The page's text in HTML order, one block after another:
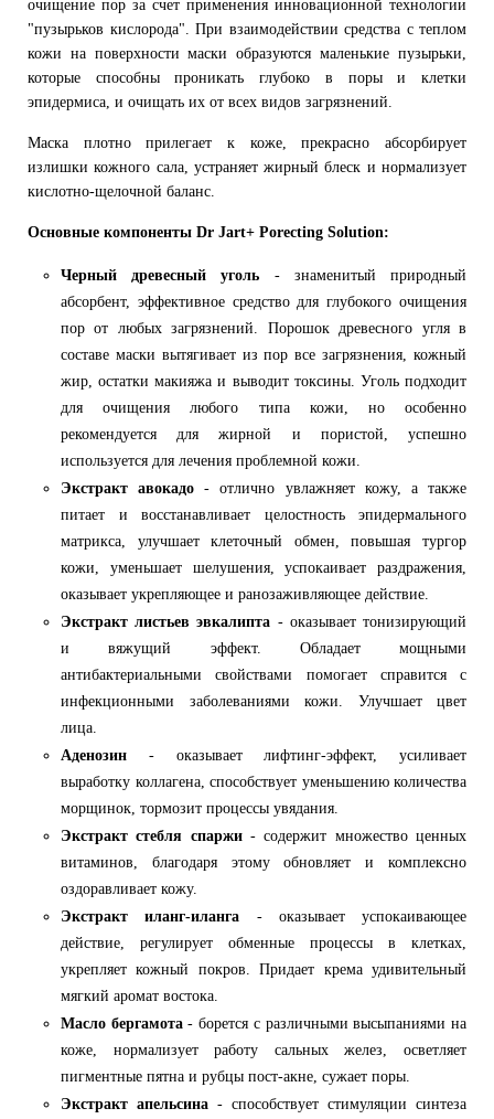
очищение пор за счет применения инновационной технологии
"пузырьков кислорода". При взаимодействии средства с теплом
кожи на поверхности маски образуются маленькие пузырьки,
которые способны проникать глубоко в поры и клетки
эпидермиса, и очищать их от всех видов загрязнений.
Маска плотно прилегает к коже, прекрасно абсорбирует
излишки кожного сала, устраняет жирный блеск и нормализует
кислотно-щелочной баланс.
Основные компоненты Dr Jart+ Porecting Solution:
Черный древесный уголь - знаменитый природный
абсорбент, эффективное средство для глубокого очищения
пор от любых загрязнений. Порошок древесного угля в
составе маски вытягивает из пор все загрязнения, кожный
жир, остатки макияжа и выводит токсины. Уголь подходит
для очищения любого типа кожи, но особенно
рекомендуется для жирной и пористой, успешно
используется для лечения проблемной кожи.
Экстракт авокадо - отлично увлажняет кожу, а также
питает и восстанавливает целостность эпидермального
матрикса, улучшает клеточный обмен, повышая тургор
кожи, уменьшает шелушения, успокаивает раздражения,
оказывает укрепляющее и ранозаживляющее действие.
Экстракт листьев эвкалипта - оказывает тонизирующий
и вяжущий эффект. Обладает мощными
антибактериальными свойствами помогает справится с
инфекционными заболеваниями кожи. Улучшает цвет
лица.
Аденозин - оказывает лифтинг-эффект, усиливает
выработку коллагена, способствует уменьшению количества
морщинок, тормозит процессы увядания.
Экстракт стебля спаржи- содержит множество ценных
витаминов, благодаря этому обновляет и комплексно
оздоравливает кожу.
Экстракт иланг-иланга - оказывает успокаивающее
действие, регулирует обменные процессы в клетках,
укрепляет кожный покров. Придает крема удивительный
мягкий аромат востока.
Масло бергамота- борется с различными высыпаниями на
коже, нормализует работу сальных желез, осветляет
пигментные пятна и рубцы пост-акне, сужает поры.
Экстракт апельсина - способствует стимуляции синтеза